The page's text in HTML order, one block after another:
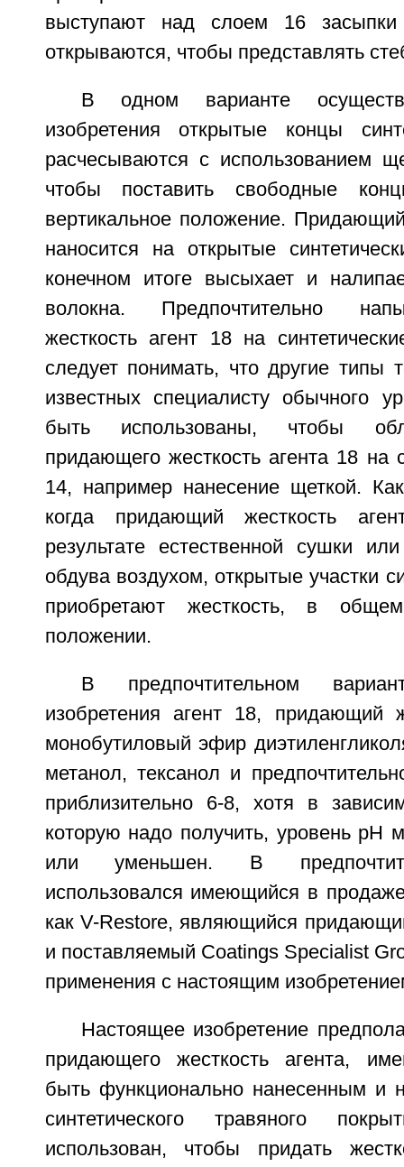
выступают над слоем 16
открываются, чтобы представлять
В одном варианте
изобретения открытые концы
расчесываются с использованием
чтобы поставить свободные
вертикальное положение.
наносится на открытые
конечном итоге высыхает и
волокна. Предпочтительно
жесткость агент 18 на
следует понимать, что другие типы
известных специалисту обычного
быть использованы, чтобы
придающего жесткость агента 18 на
14, например нанесение щеткой.
когда придающий жесткость
результате естественной сушки
обдува воздухом, открытые участки
приобретают жесткость, в
положении.
В предпочтительном
изобретения агент 18, придающий
монобутиловый эфир
метанол, тексанол и
приблизительно 6-8, хотя в
которую надо получить, уровень рН
или уменьшен. В
использовался имеющийся в
как V-Restore, являющийся
и поставляемый Coatings Specialist
применения с настоящим
Настоящее изобретение
придающего жесткость агента,
быть функционально нанесенным и
синтетического травяного
использован, чтобы придать